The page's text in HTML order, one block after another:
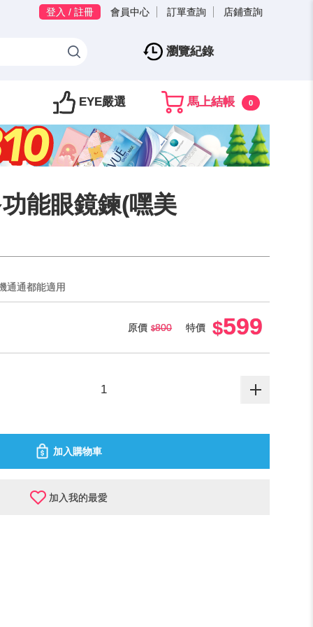
登入 / 註冊 會員中心 訂單查詢 店鋪查詢
瀏覽紀錄
EYE嚴選 馬上結帳 0
能眼鏡鍊(嘿美
通通都能適用
原價 800 特價 599
加入購物車
加入我的最愛